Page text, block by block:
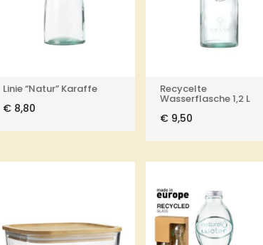
Linie “Natur” Karaffe
€ 8,80
Recycelte
Wasserflasche 1,2 L
€ 9,50